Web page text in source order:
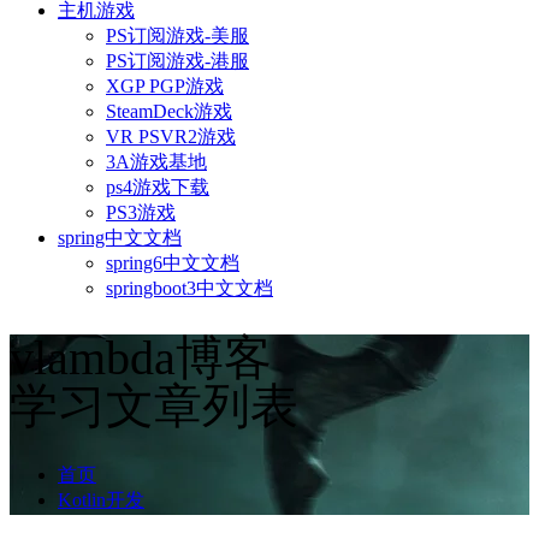
主机游戏
PS订阅游戏-美服
PS订阅游戏-港服
XGP PGP游戏
SteamDeck游戏
VR PSVR2游戏
3A游戏基地
ps4游戏下载
PS3游戏
spring中文文档
spring6中文文档
springboot3中文文档
vlambda博客
学习文章列表
首页
Kotlin开发